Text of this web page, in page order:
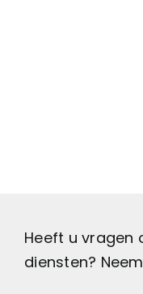
Heeft u vragen
diensten? Neem